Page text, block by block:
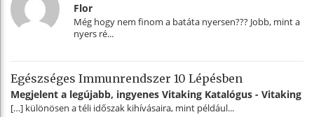
Flor
Még hogy nem finom a batáta nyersen??? Jobb, mint a
nyers ré...
Egészséges Immunrendszer 10 Lépésben
Megjelent a legújabb, ingyenes Vitaking Katalógus - Vitaking
[…] különösen a téli időszak kihívásaira, mint például...